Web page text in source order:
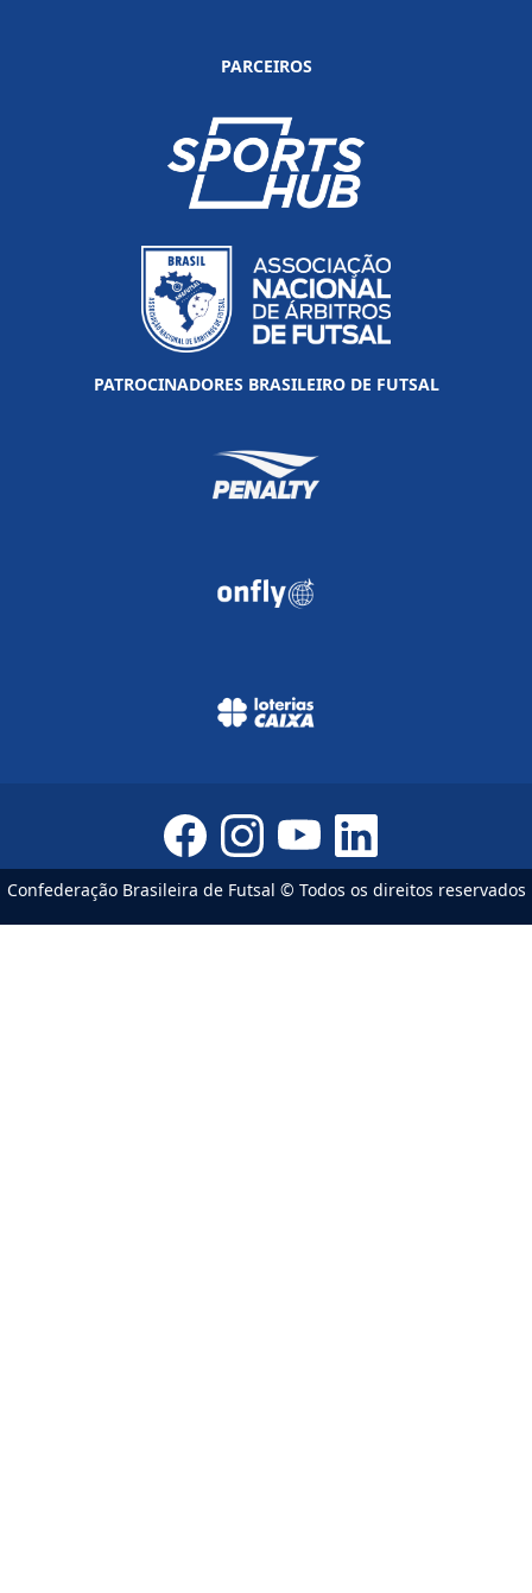
PARCEIROS
PATROCINADORES BRASILEIRO DE FUTSAL
Confederação Brasileira de Futsal © Todos os direitos reservados